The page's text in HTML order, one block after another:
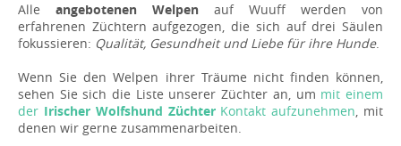
Alle angebotenen Welpen auf Wuuff werden von
erfahrenen Züchtern aufgezogen, die sich auf drei Säulen
fokussieren: Qualität, Gesundheit und Liebe für ihre Hunde.
Wenn Sie den Welpen ihrer Träume nicht finden können,
sehen Sie sich die Liste unserer Züchter an, um mit einem
der Irischer Wolfshund ZüchterKontakt aufzunehmen, mit
denen wir gerne zusammenarbeiten.